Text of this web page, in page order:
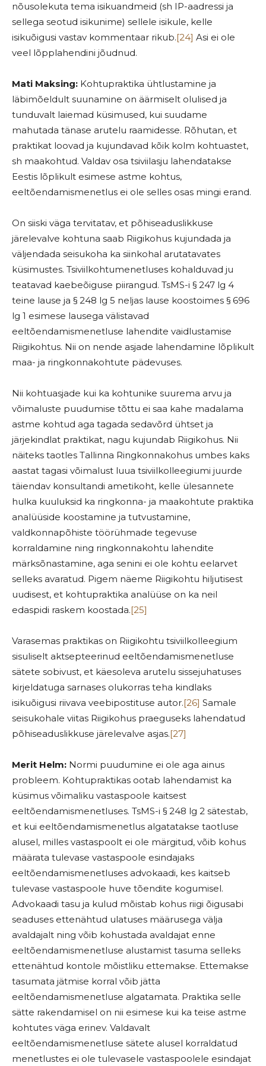
nõusolekuta tema isikuandmeid (sh IP-aadressi ja
sellega seotud isikunime) sellele isikule, kelle
isikuõigusi vastav kommentaar rikub.[24] Asi ei ole
veel lõpplahendini jõudnud.
Mati Maksing: Kohtupraktika ühtlustamine ja
läbimõeldult suunamine on äärmiselt olulised ja
tunduvalt laiemad küsimused, kui suudame
mahutada tänase arutelu raamidesse. Rõhutan, et
praktikat loovad ja kujundavad kõik kolm kohtuastet,
sh maakohtud. Valdav osa tsiviilasju lahendatakse
Eestis lõplikult esimese astme kohtus,
eeltõendamismenetlus ei ole selles osas mingi erand.
On siiski väga tervitatav, et põhiseaduslikkuse
järelevalve kohtuna saab Riigikohus kujundada ja
väljendada seisukoha ka siinkohal arutatavates
küsimustes. Tsiviilkohtumenetluses kohalduvad ju
teatavad kaebeõiguse piirangud. TsMS-i § 247 lg 4
teine lause ja § 248 lg 5 neljas lause koostoimes § 696
lg 1 esimese lausega välistavad
eeltõendamismenetluse lahendite vaidlustamise
Riigikohtus. Nii on nende asjade lahendamine lõplikult
maa- ja ringkonnakohtute pädevuses.
Nii kohtuasjade kui ka kohtunike suurema arvu ja
võimaluste puudumise tõttu ei saa kahe madalama
astme kohtud aga tagada sedavõrd ühtset ja
järjekindlat praktikat, nagu kujundab Riigikohus. Nii
näiteks taotles Tallinna Ringkonnakohus umbes kaks
aastat tagasi võimalust luua tsiviilkolleegiumi juurde
täiendav konsultandi ametikoht, kelle ülesannete
hulka kuuluksid ka ringkonna- ja maakohtute praktika
analüüside koostamine ja tutvustamine,
valdkonnapõhiste töörühmade tegevuse
korraldamine ning ringkonnakohtu lahendite
märksõnastamine, aga senini ei ole kohtu eelarvet
selleks avaratud. Pigem näeme Riigikohtu hiljutisest
uudisest, et kohtupraktika analüüse on ka neil
edaspidi raskem koostada.[25]
Varasemas praktikas on Riigikohtu tsiviilkolleegium
sisuliselt aktsepteerinud eeltõendamismenetluse
sätete sobivust, et käesoleva arutelu sissejuhatuses
kirjeldatuga sarnases olukorras teha kindlaks
isikuõigusi riivava veebipostituse autor.[26] Samale
seisukohale viitas Riigikohus praeguseks lahendatud
põhiseaduslikkuse järelevalve asjas.[27]
Merit Helm: Normi puudumine ei ole aga ainus
probleem. Kohtupraktikas ootab lahendamist ka
küsimus võimaliku vastaspoole kaitsest
eeltõendamismenetluses. TsMS-i § 248 lg 2 sätestab,
et kui eeltõendamismenetlus algatatakse taotluse
alusel, milles vastaspoolt ei ole märgitud, võib kohus
määrata tulevase vastaspoole esindajaks
eeltõendamismenetluses advokaadi, kes kaitseb
tulevase vastaspoole huve tõendite kogumisel.
Advokaadi tasu ja kulud mõistab kohus riigi õigusabi
seaduses ettenähtud ulatuses määrusega välja
avaldajalt ning võib kohustada avaldajat enne
eeltõendamismenetluse alustamist tasuma selleks
ettenähtud kontole mõistliku ettemakse. Ettemakse
tasumata jätmise korral võib jätta
eeltõendamismenetluse algatamata. Praktika selle
sätte rakendamisel on nii esimese kui ka teise astme
kohtutes väga erinev. Valdavalt
eeltõendamismenetluse sätete alusel korraldatud
menetlustes ei ole tulevasele vastaspoolele esindajat